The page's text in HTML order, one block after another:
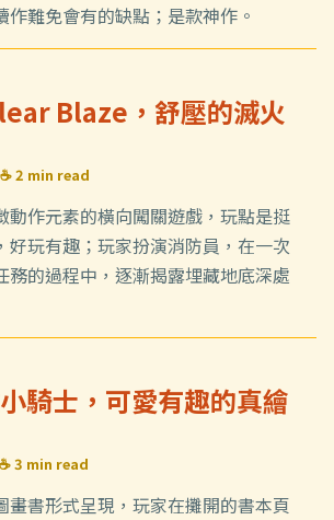
作難免會有的缺點；是款神作。
Blaze，舒壓的滅火
2 min read
動作元素的橫向闖關遊戲，玩點是挺
好玩有趣；玩家扮演消防員，在一次
務的過程中，逐漸揭露埋藏地底深處
騎士，可愛有趣的真繪
3 min read
畫書形式呈現，玩家在攤開的書本頁